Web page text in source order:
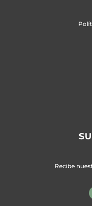
Recibe